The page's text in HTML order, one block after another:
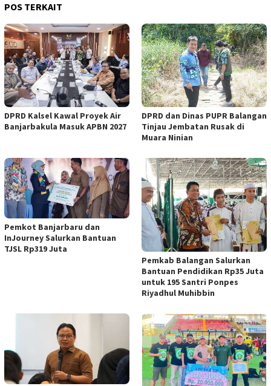
POS TERKAIT
DPRD Kalsel Kawal Proyek Air
Banjarbakula Masuk APBN 2027
DPRD dan Dinas PUPR Balangan
Tinjau Jembatan Rusak di
Muara Ninian
Pemkot Banjarbaru dan
InJourney Salurkan Bantuan
TJSL Rp319 Juta
Pemkab Balangan Salurkan
Bantuan Pendidikan Rp35 Juta
untuk 195 Santri Ponpes
Riyadhul Muhibbin